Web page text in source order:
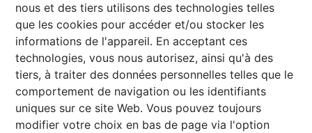
nous et des tiers utilisons des technologies telles
que les cookies pour accéder et/ou stocker les
informations de l'appareil. En acceptant ces
technologies, vous nous autorisez, ainsi qu'à des
tiers, à traiter des données personnelles telles que le
comportement de navigation ou les identifiants
uniques sur ce site Web. Vous pouvez toujours
modifier votre choix en bas de page via l'option
Maison 3 façades
Rue Paul Verlaine 34, 6838 Corbion
   |
Ref: 1437910
€ 95.000